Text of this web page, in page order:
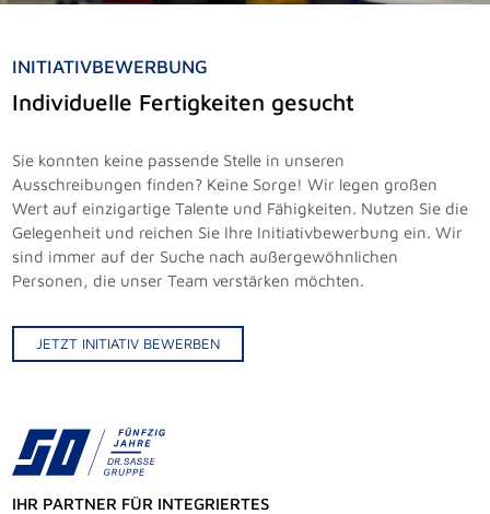
INITIATIVBEWERBUNG
Individuelle Fertigkeiten gesucht
Sie konnten keine passende Stelle in unseren
Ausschreibungen finden? Keine Sorge! Wir legen großen
Wert auf einzigartige Talente und Fähigkeiten. Nutzen Sie die
Gelegenheit und reichen Sie Ihre Initiativbewerbung ein. Wir
sind immer auf der Suche nach außergewöhnlichen
Personen, die unser Team verstärken möchten.
JETZT INITIATIV BEWERBEN
IHR PARTNER FÜR INTEGRIERTES